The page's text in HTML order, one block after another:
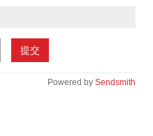
提交
Powered by Sendsmith